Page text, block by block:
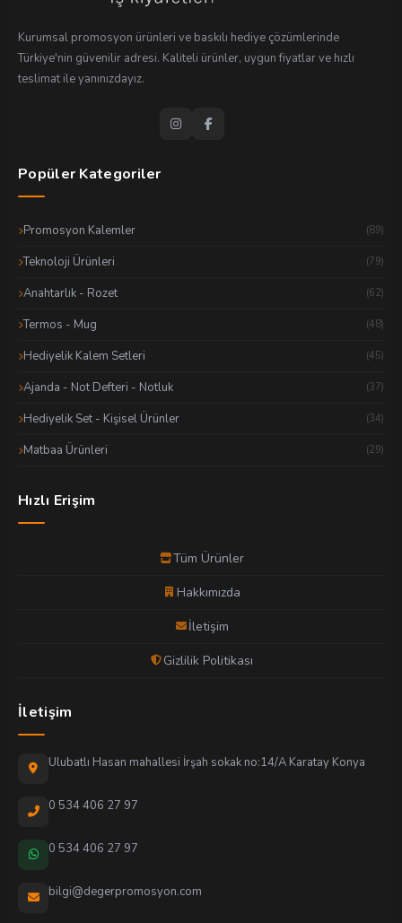
Kurumsal promosyon ürünleri ve baskılı hediye çözümlerinde
Türkiye'nin güvenilir adresi. Kaliteli ürünler, uygun fiyatlar ve hızlı
teslimat ile yanınızdayız.
Popüler Kategoriler
Promosyon Kalemler (89)
Teknoloji Ürünleri (79)
Anahtarlık - Rozet (62)
Termos - Mug (48)
Hediyelik Kalem Setleri (45)
Ajanda - Not Defteri - Notluk (37)
Hediyelik Set - Kişisel Ürünler (34)
Matbaa Ürünleri (29)
Hızlı Erişim
Tüm Ürünler
Hakkımızda
İletişim
Gizlilik Politikası
İletişim
Ulubatlı Hasan mahallesi İrşah sokak no:14/A Karatay Konya
0 534 406 27 97
0 534 406 27 97
bilgi@degerpromosyon.com